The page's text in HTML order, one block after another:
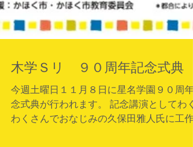
木学Ｓリ ９０周年記念式典
今週土曜日１１月８日に星名学園９０周年
念式典が行われます。 記念講演としてわく